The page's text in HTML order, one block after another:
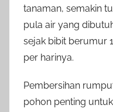
tanaman, semakin
pula air yang
sejak bibit berumur
per harinya.
Pembersihan
pohon penting